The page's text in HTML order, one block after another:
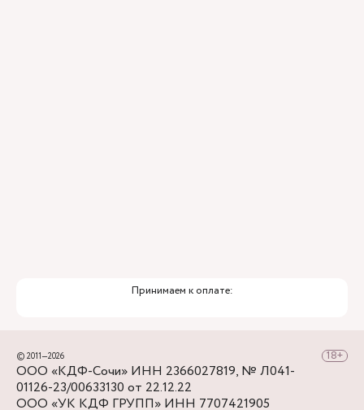
Принимаем к оплате:
© 2011—2026
ООО «КДФ-Сочи» ИНН 2366027819, № Л041-
01126-23/00633130 от 22.12.22
ООО «УК КДФ ГРУПП» ИНН 7707421905